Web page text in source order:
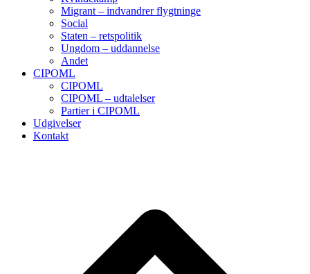
Migrant – indvandrer flygtninge
Social
Staten – retspolitik
Ungdom – uddannelse
Andet
CIPOML
CIPOML
CIPOML – udtalelser
Partier i CIPOML
Udgivelser
Kontakt